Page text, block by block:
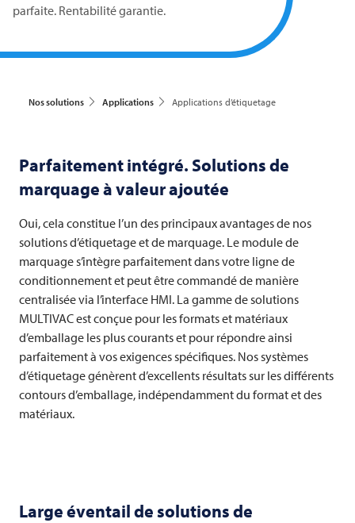
parfaite. Rentabilité garantie.
Nos solutions Applications Applications d’étiquetage
Parfaitement intégré. Solutions de
marquage à valeur ajoutée
Oui, cela constitue l’un des principaux avantages de nos
solutions d’étiquetage et de marquage. Le module de
marquage s’intègre parfaitement dans votre ligne de
conditionnement et peut être commandé de manière
centralisée via l’interface HMI. La gamme de solutions
MULTIVACest conçue pour les formats et matériaux
d’emballage les plus courants et pour répondre ainsi
parfaitement à vos exigences spécifiques. Nos systèmes
d’étiquetage génèrent d’excellents résultats sur les différents
contours d’emballage, indépendamment du format et des
matériaux.
Large éventail de solutions de